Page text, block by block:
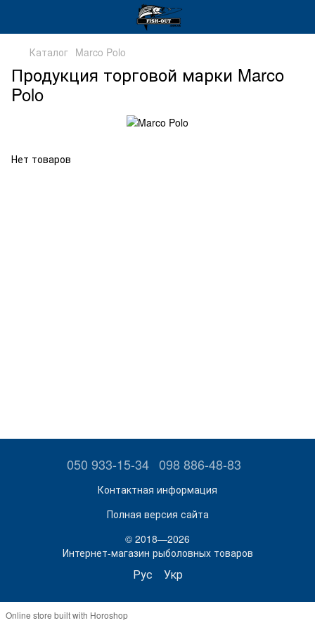
Каталог Marco Polo
Продукция торговой марки Marco
Polo
Нет товаров
050 933-15-34 098 886-48-83
Контактная информация
Полная версия сайта
© 2018—2026
Интернет-магазин рыболовных товаров
Рус Укр
Online store built with Horoshop